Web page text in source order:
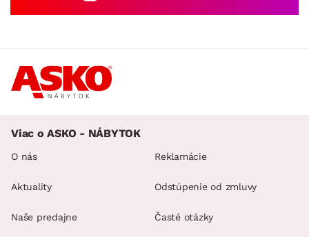
Viac o ASKO - NÁBYTOK
O nás
Aktuality
Naše predajne
Reklamácie
Odstúpenie od zmluvy
Časté otázky